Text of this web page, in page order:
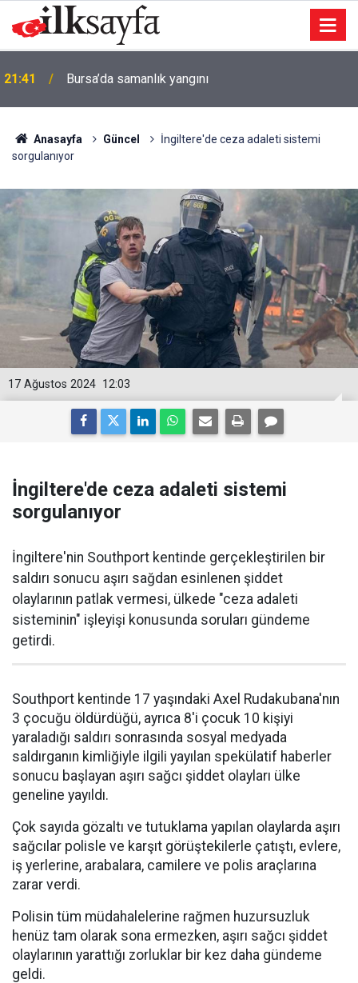
21:21
oturdu
Anasayfa Güncel
İngiltere'de ceza adaleti sistemi
sorgulanıyor
12:03
17 Ağustos 2024
İngiltere'de ceza adaleti sistemi
sorgulanıyor
İngiltere'nin Southport kentinde gerçekleştirilen bir
saldırı sonucu aşırı sağdan esinlenen şiddet
olaylarının patlak vermesi, ülkede "ceza adaleti
sisteminin" işleyişi konusunda soruları gündeme
getirdi.
Southport kentinde 17 yaşındaki Axel Rudakubana'nın
3 çocuğu öldürdüğü, ayrıca 8'i çocuk 10 kişiyi
yaraladığı saldırı sonrasında sosyal medyada
saldırganın kimliğiyle ilgili yayılan spekülatif haberler
sonucu başlayan aşırı sağcı şiddet olayları ülke
geneline yayıldı.
Çok sayıda gözaltı ve tutuklama yapılan olaylarda aşırı
sağcılar polisle ve karşıt görüştekilerle çatıştı, evlere,
iş yerlerine, arabalara, camilere ve polis araçlarına
zarar verdi.
Polisin tüm müdahalelerine rağmen huzursuzluk
henüz tam olarak sona ermezken, aşırı sağcı şiddet
olaylarının yarattığı zorluklar bir kez daha gündeme
geldi.